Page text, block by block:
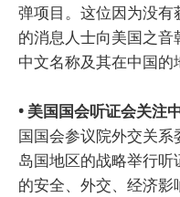
弹项目。这位因为没有
的消息人士向美国之
中文名称及其在中国的
• 美国国会听证会关注
国国会参议院外交关
岛国地区的战略举行
的安全、外交、经济